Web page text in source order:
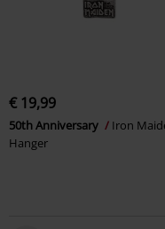
€ 19,99
50th Anniversary
Iron
Hanger